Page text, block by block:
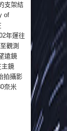
支架結
of
年運往
觀測
遠鏡
主鏡
拍攝影
奈米